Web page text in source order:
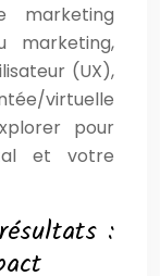
marketing
marketing,
(UX),
virtuelle
pour
et votre
: